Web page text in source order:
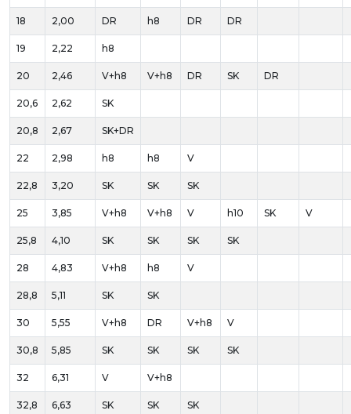
18 2,00 DR h8 DR DR
19 2,22 h8
20 2,46 V+h8 V+h8 DR SK DR
20,6 2,62 SK
20,8 2,67 SK+DR
22 2,98 h8 h8 V
22,8 3,20 SK SK SK
25 3,85 V+h8 V+h8 V h10 SK V
25,8 4,10 SK SK SK SK
28 4,83 V+h8 h8 V
28,8 5,11 SK SK
30 5,55 V+h8 DR V+h8 V
30,8 5,85 SK SK SK SK
32 6,31 V V+h8
32,8 6,63 SK SK SK